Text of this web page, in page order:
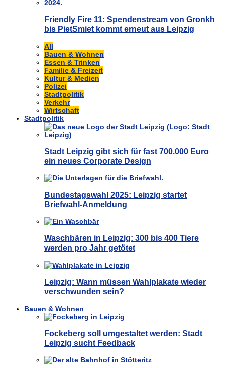
Friendly Fire 11: Spendenstream von Gronkh
bis PietSmiet kommt erneut aus Leipzig
All
Bauen & Wohnen
Essen & Trinken
Familie & Freizeit
Kultur & Medien
Polizei
Stadtpolitik
Verkehr
Wirtschaft
Stadtpolitik
Stadt Leipzig gibt sich für fast 700.000 Euro
ein neues Corporate Design
Bundestagswahl 2025: Leipzig startet
Briefwahl-Anmeldung
Waschbären in Leipzig: 300 bis 400 Tiere
werden pro Jahr getötet
Leipzig: Wann müssen Wahlplakate wieder
verschwunden sein?
Bauen & Wohnen
Fockeberg soll umgestaltet werden: Stadt
Leipzig sucht Feedback